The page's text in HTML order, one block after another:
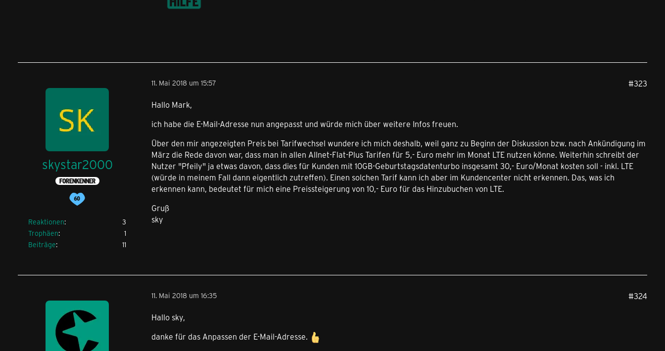
skystar2000
FORENKENNER
Reaktionen
3
Trophäen
1
Beiträge
11
11. Mai 2018 um 15:57 #323
Hallo Mark,
ich habe die E-Mail-Adresse nun angepasst und würde mich über weitere Infos freuen.
Über den mir angezeigten Preis bei Tarifwechsel wundere ich mich deshalb, weil ganz zu Beginn der Diskussion bzw. nach Ankündigung im
März die Rede davon war, dass man in allen Allnet-Flat-Plus Tarifen für 5,- Euro mehr im Monat LTE nutzen könne. Weiterhin schreibt der
Nutzer "Pfeily" ja etwas davon, dass dies für Kunden mit 10GB-Geburtstagsdatenturbo insgesamt 30,- Euro/Monat kosten soll - inkl. LTE
(würde in meinem Fall dann eigentlich zutreffen). Einen solchen Tarif kann ich aber im Kundencenter nicht erkennen. Das, was ich
erkennen kann, bedeutet für mich eine Preissteigerung von 10,- Euro für das Hinzubuchen von LTE.
Gruß
sky
11. Mai 2018 um 16:35 #324
Hallo sky,
danke für das Anpassen der E-Mail-Adresse.